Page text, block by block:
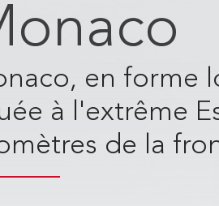
en forme
à l'extrême
de la